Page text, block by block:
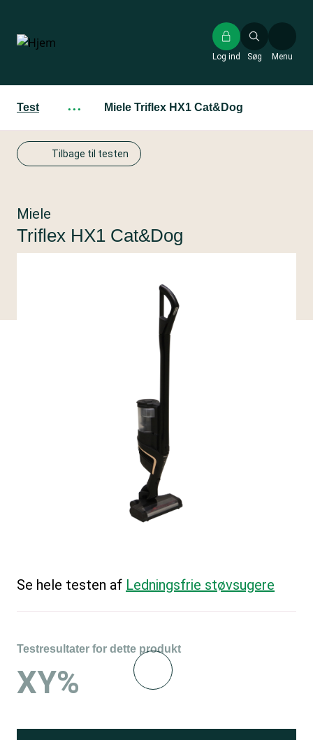
hovedindhold
Søg
Log ind Menu
Test ··· Miele Triflex HX1 Cat&Dog
Tilbage til testen
Miele
Triflex HX1 Cat&Dog
Se hele testen af Ledningsfrie støvsugere
Testresultater for dette produkt
XY%